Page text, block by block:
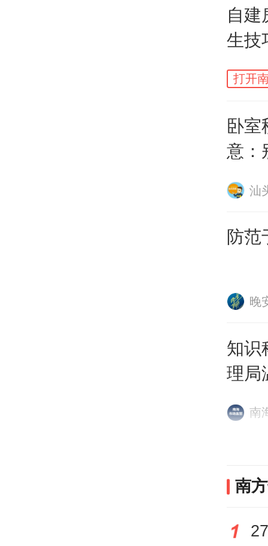
就可
自建
生技
打开
卧室
意：
汕
防范
晚
知识
理局
南
南